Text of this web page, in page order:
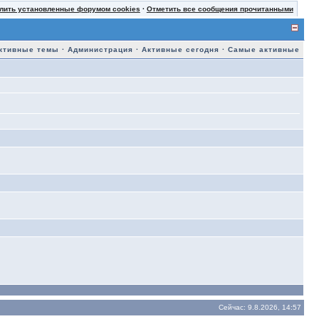
установленные форумом cookies · Отметить все сообщения прочитанными
темы ·Администрация ·Активные сегодня ·Самые активные
Сейчас: 9.8.2026, 14:57